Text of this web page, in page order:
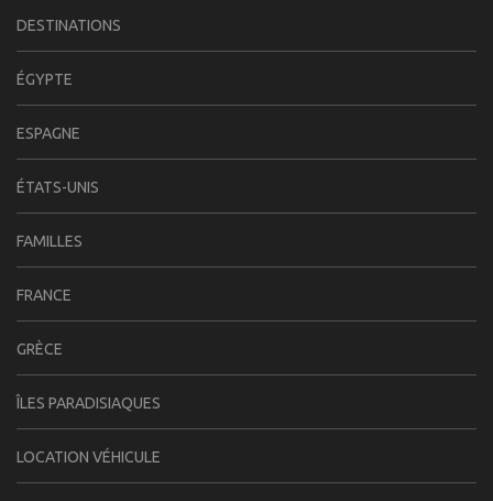
DESTINATIONS
ÉGYPTE
ESPAGNE
ÉTATS-UNIS
FAMILLES
FRANCE
GRÈCE
ÎLES PARADISIAQUES
LOCATION VÉHICULE